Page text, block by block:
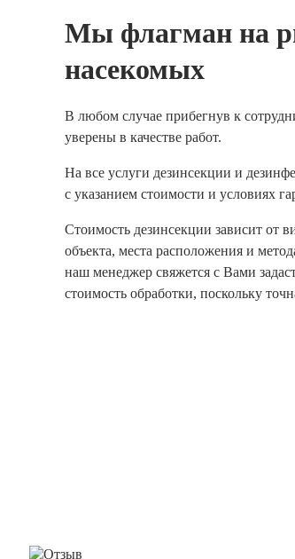
Мы флагман на
насекомых
В любом случае прибегнув к
уверены в качестве работ.
На все услуги дезинсекции и
с указанием стоимости и условиях
Стоимость дезинсекции зависит от
объекта, места расположения и
наш менеджер свяжется с Вами
стоимость обработки, поскольку